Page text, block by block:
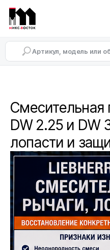
Смесительная
DW 2.25 и DW
лопасти и